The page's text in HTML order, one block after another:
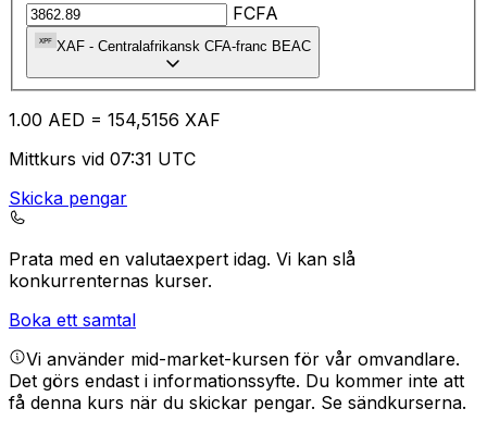
FCFA
XAF - Centralafrikansk CFA-franc BEAC
1.00 AED = 154,5156 XAF
Mittkurs vid 07:31 UTC
Skicka pengar
Prata med en valutaexpert idag. Vi kan slå
konkurrenternas kurser.
Boka ett samtal
Vi använder mid-market-kursen för vår omvandlare.
Det görs endast i informationssyfte. Du kommer inte att
få denna kurs när du skickar pengar. Se sändkurserna.